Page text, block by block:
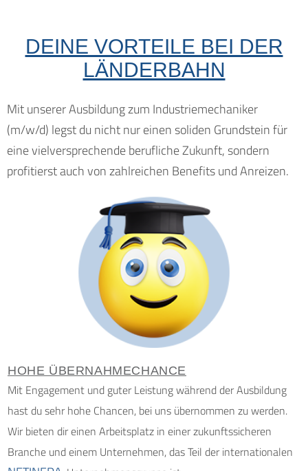
DEINE VORTEILE BEI DER
LÄNDERBAHN
Mit unserer Ausbildung zum Industriemechaniker
(m/w/d) legst du nicht nur einen soliden Grundstein für
eine vielversprechende berufliche Zukunft, sondern
profitierst auch von zahlreichen Benefits und Anreizen.
HOHE ÜBERNAHMECHANCE
Mit Engagement und guter Leistung während der Ausbildung
hast du sehr hohe Chancen, bei uns übernommen zu werden.
Wir bieten dir einen Arbeitsplatz in einer zukunftssicheren
Branche und einem Unternehmen, das Teil der internationalen